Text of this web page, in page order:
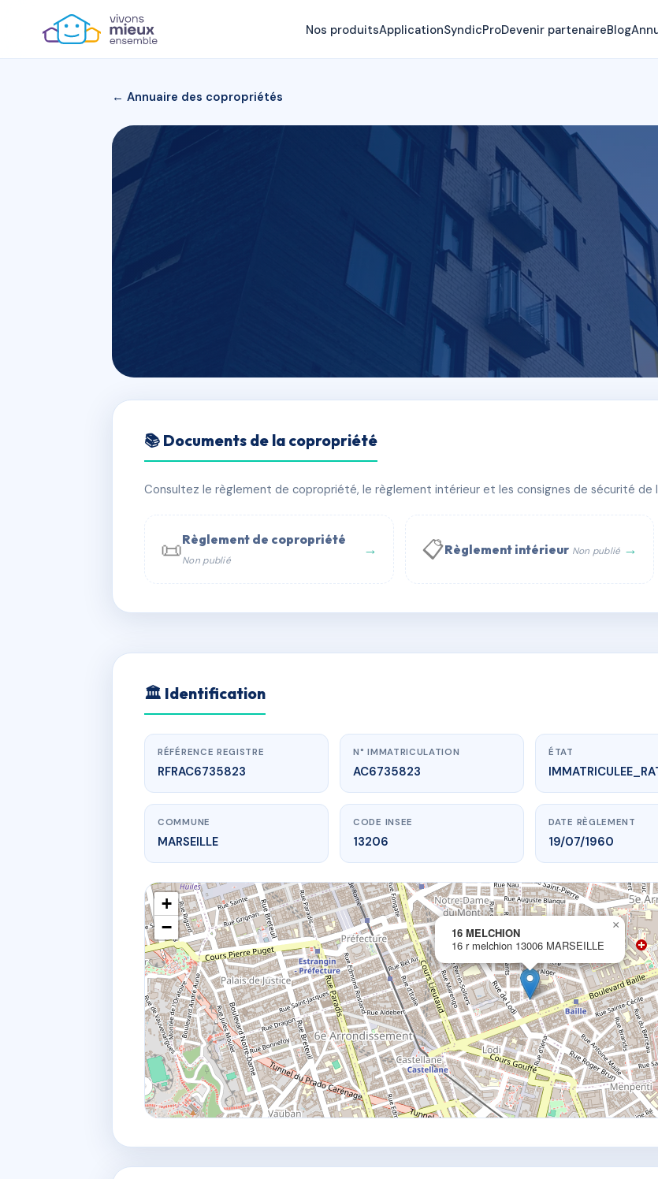
Nos produitsApplicationSyndicProDevenir partenaireBlog
← Annuaire des copropriétés
16 MELCHION
📍 16 r melchion 13006 MARSEILLE
📞 Contacter Syndic Digital 💬 WhatsApp
📚 Documents de la copropriété
Consultez le règlement de copropriété, le règlement intérieur et les consignes de sécurité de
📜Règlement de copropriété
Non publié
→ 📋Règlement intérieur Non publié →
AC6735823 🇫🇷
www.vme.plus/AC6735823
16 MELCHION
16 r melchion13006 MARSEILLE
🏛 Identification
RÉFÉRENCE REGISTRE
RFRAC6735823
N° IMMATRICULATION
AC6735823
ÉTAT
COMMUNE
MARSEILLE
CODE INSEE
13206
DATE RÈGLEMENT
19/07/1960
16 MELCHION
16 r melchion 13006 MARSEILLE
×
+
−